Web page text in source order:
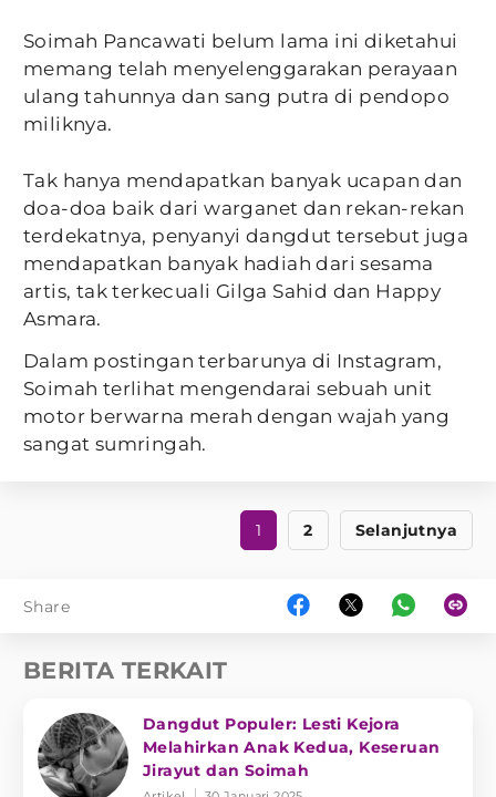
Soimah Pancawati belum lama ini diketahui
memang telah menyelenggarakan perayaan
ulang tahunnya dan sang putra di pendopo
miliknya.
Tak hanya mendapatkan banyak ucapan dan
doa-doa baik dari warganet dan rekan-rekan
terdekatnya, penyanyi dangdut tersebut juga
mendapatkan banyak hadiah dari sesama
artis, tak terkecuali Gilga Sahid dan Happy
Asmara.
Dalam postingan terbarunya di Instagram,
Soimah terlihat mengendarai sebuah unit
motor berwarna merah dengan wajah yang
sangat sumringah.
1 2 Selanjutnya
Share
BERITA TERKAIT
Dangdut Populer: Lesti Kejora
Melahirkan Anak Kedua, Keseruan
Jirayut dan Soimah